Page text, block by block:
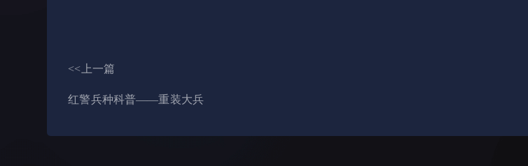
<<上一篇
红警兵种科普——重装大兵